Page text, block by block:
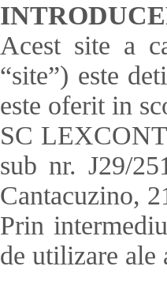
Acest site a
“site”) este
este oferit in
SC
sub nr. J29/
Cantacuzino,
Prin
de utilizare ale